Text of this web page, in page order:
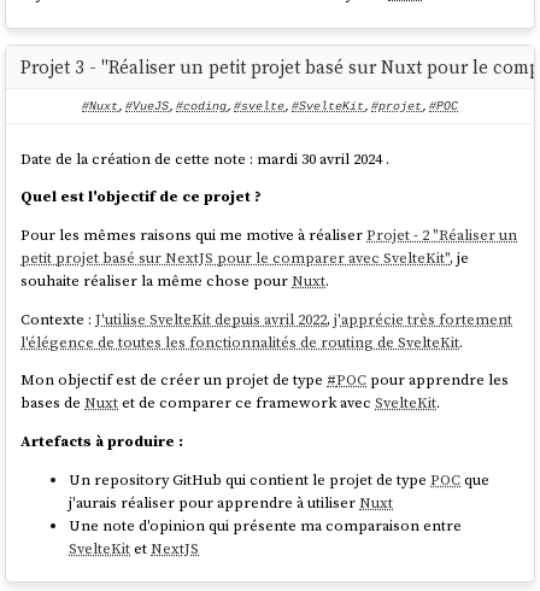
Projet 3 - "Réaliser un petit projet basé sur Nuxt pour le
#Nuxt, #VueJS, #coding, #svelte, #SvelteKit, #projet, #POC
Date de la création de cette note : mardi 30 avril 2024 .
Quel est l'objectif de ce projet ?
Pour les mêmes raisons qui me motive à réaliserProjet - 2 "Réaliser un
petit projet basé sur NextJS pour le comparer avec SvelteKit", je
souhaite réaliser la même chose pourNuxt.
Contexte :J'utilise SvelteKit depuis avril 2022,j'apprécie très fortement
l'élégence de toutes les fonctionnalités de routing de SvelteKit.
Mon objectif est de créer un projet de type #POC pour apprendre les
bases deNuxtet de comparer ce framework avecSvelteKit.
Artefacts à produire :
Un repository GitHub qui contient le projet de typePOCque
j'aurais réaliser pour apprendre à utiliserNuxt
Une note d'opinion qui présente ma comparaison entre
SvelteKitetNextJS